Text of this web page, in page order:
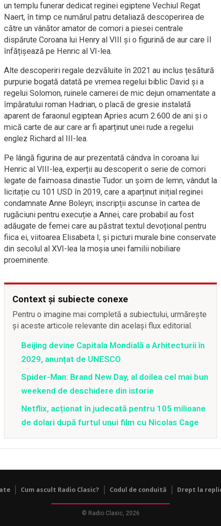
un templu funerar dedicat reginei egiptene Vechiul Regat
Naert, în timp ce numărul patru detaliază descoperirea de
către un vânător amator de comori a piesei centrale
dispărute Coroana lui Henry al VIII și o figurină de aur care îl
înfățișează pe Henric al VI-lea.
Alte descoperiri regale dezvăluite în 2021 au inclus țesătură
purpurie bogată datată pe vremea regelui biblic David și a
regelui Solomon, ruinele camerei de mic dejun ornamentate a
împăratului roman Hadrian, o placă de gresie instalată
aparent de faraonul egiptean Apries acum 2.600 de ani și o
mică carte de aur care ar fi aparținut unei rude a regelui
englez Richard al III-lea.
Pe lângă figurina de aur prezentată cândva în coroana lui
Henric al VIII-lea, experții au descoperit o serie de comori
legate de faimoasa dinastie Tudor: un șoim de lemn, vândut la
licitație cu 101 USD în 2019, care a aparținut inițial reginei
condamnate Anne Boleyn; inscripții ascunse în cartea de
rugăciuni pentru execuție a Annei, care probabil au fost
adăugate de femei care au păstrat textul devoțional pentru
fiica ei, viitoarea Elisabeta I; și picturi murale bine conservate
din secolul al XVI-lea la moșia unei familii nobiliare
proeminente.
Context și subiecte conexe
Pentru o imagine mai completă a subiectului, urmărește
și aceste articole relevante din același flux editorial.
Beijing devine Capitala Mondială a Arhitecturii în
2029, anunțat de UNESCO
Spider-Man: Brand New Day, al doilea cel mai bun
weekend de deschidere din istorie
Netflix, acționat în judecată pentru 105 milioane
de dolari după furtul unui film cu Nicolas Cage
Cum ascult Radio Clasic? Codul de conduită Drept la
© Radio Clasic, 2026